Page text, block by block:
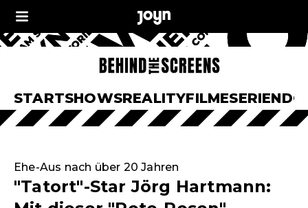
STARTSHOWSREALITYFILMESERIEN
Ehe-Aus nach über 20 Jahren
"Tatort"-Star Jörg Hartmann: